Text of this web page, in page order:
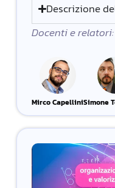
Descrizione
Docenti e relatori:
Mirco CapelliniSimone